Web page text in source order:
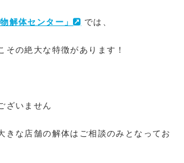
物解体センター」 では、
その絶大な特徴があります！
ざいません
きな店舗の解体はご相談のみとなってお